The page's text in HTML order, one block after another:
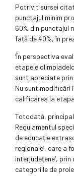
Potrivit sursei
punctajul minim
60% din punctajul
față de 40%, în
‘În perspectiva
etapele
sunt apreciate
Nu sunt modificări
calificarea la etapa
Totodată,
Regulamentul
de educație
regionale’, care a
interjudețene’,
categoriile de